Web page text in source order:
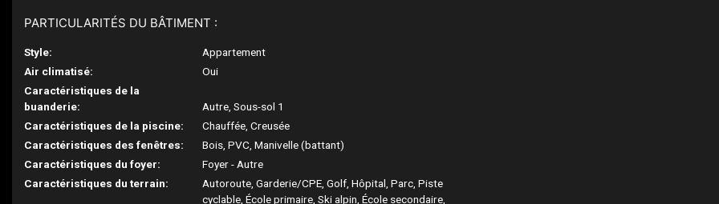
PARTICULARITÉS DU BÂTIMENT :
Style:
Appartement
Air climatisé:
Oui
Caractéristiques de la
buanderie:
Autre, Sous-sol 1
Caractéristiques de la piscine:
Chauffée, Creusée
Caractéristiques des fenêtres:
Bois, PVC, Manivelle (battant)
Caractéristiques du foyer:
Foyer - Autre
Caractéristiques du terrain:
Autoroute, Garderie/CPE, Golf, Hôpital, Parc, Piste
cyclable, École primaire, Ski alpin, École secondaire,